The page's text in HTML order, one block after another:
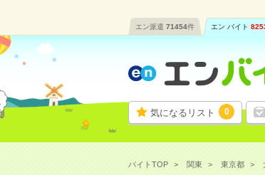
エン派遣 71454件 エン バイト
気になるリスト 0
バイトTOP 関東 東京都